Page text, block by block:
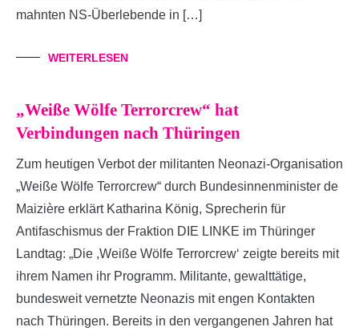
mahnten NS-Überlebende in […]
WEITERLESEN
„Weiße Wölfe Terrorcrew“ hat
Verbindungen nach Thüringen
Zum heutigen Verbot der militanten Neonazi-Organisation
„Weiße Wölfe Terrorcrew“ durch Bundesinnenminister de
Maizière erklärt Katharina König, Sprecherin für
Antifaschismus der Fraktion DIE LINKE im Thüringer
Landtag: „Die ,Weiße Wölfe Terrorcrew‘ zeigte bereits mit
ihrem Namen ihr Programm. Militante, gewalttätige,
bundesweit vernetzte Neonazis mit engen Kontakten
nach Thüringen. Bereits in den vergangenen Jahren hat